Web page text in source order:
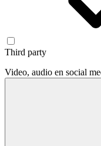
Third party
Video, audio en social